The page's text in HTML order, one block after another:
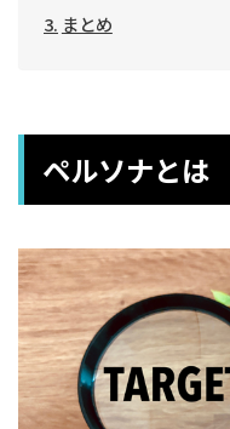
まとめ
ペルソナとは